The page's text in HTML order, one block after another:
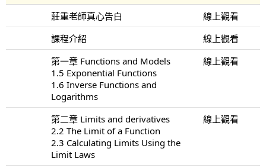
莊重老師真心告白
線上觀看
課程介紹
線上觀看
第一章 Functions and Models
1.5 Exponential Functions
1.6 Inverse Functions and
Logarithms
線上觀看
第二章 Limits and derivatives
2.2 The Limit of a Function
2.3 Calculating Limits Using the
Limit Laws
線上觀看